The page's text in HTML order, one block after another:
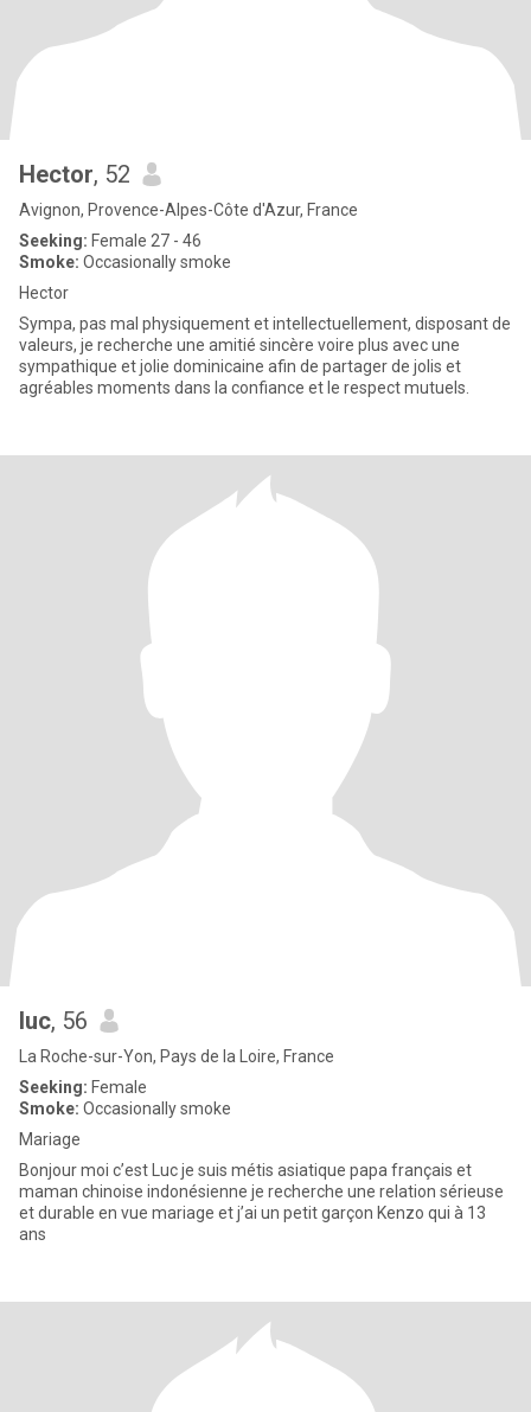
Hector, 52
Avignon, Provence-Alpes-Côte d'Azur, France
Seeking: Female 27 - 46
Smoke: Occasionally smoke
Hector
Sympa, pas mal physiquement et intellectuellement, disposant de
valeurs, je recherche une amitié sincère voire plus avec une
sympathique et jolie dominicaine afin de partager de jolis et
agréables moments dans la confiance et le respect mutuels.
luc, 56
La Roche-sur-Yon, Pays de la Loire, France
Seeking: Female
Smoke: Occasionally smoke
Mariage
Bonjour moi c’est Luc je suis métis asiatique papa français et
maman chinoise indonésienne je recherche une relation sérieuse
et durable en vue mariage et j’ai un petit garçon Kenzo qui à 13
ans